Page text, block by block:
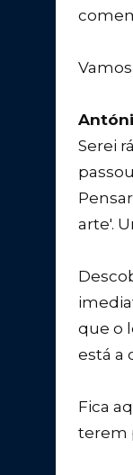
Serei
arte'.
que o
está a
Fica
terem